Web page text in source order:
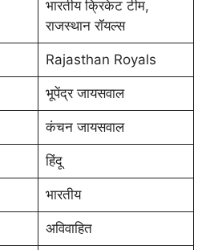
भारतीय क्रिकेट टीम,
राजस्थान रॉयल्स
Rajasthan Royals
भूपेंद्र जायसवाल
कंचन जायसवाल
हिंदू
भारतीय
अविवाहित